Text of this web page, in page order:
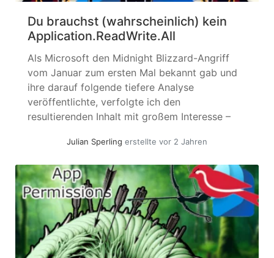
Du brauchst (wahrscheinlich) kein
Application.ReadWrite.All
Als Microsoft den Midnight Blizzard-Angriff
vom Januar zum ersten Mal bekannt gab und
ihre darauf folgende tiefere Analyse
veröffentlichte, verfolgte ich den
resultierenden Inhalt mit großem Interesse –
ausgehen, sind ein Herzensthema für mich.
vernünftigen Niveau nutzen, werden Sie
unweigerlich Enterprise Applikationen mit
einem... »weiterlesen
Julian Sperling erstellte vor 2 Jahren